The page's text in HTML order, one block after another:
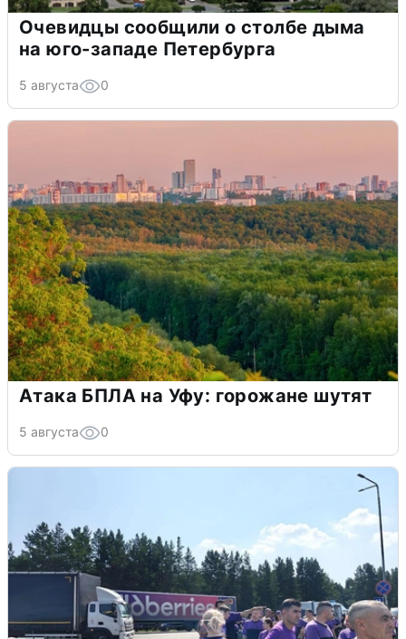
Очевидцы сообщили о столбе дыма
на юго-западе Петербурга
5 августа 0
Атака БПЛА на Уфу: горожане шутят
5 августа 0